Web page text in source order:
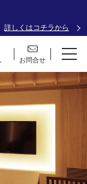
詳しくはコチラから
お問合せ